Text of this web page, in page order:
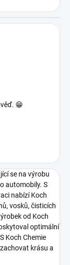
😁
se na výrobu
automobily. S
nabízí Koch
vosků, čisticích
od Koch
optimální
Koch Chemie
krásu a